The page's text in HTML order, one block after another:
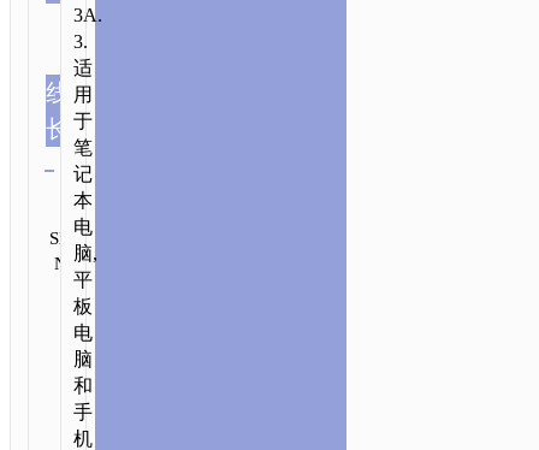
线
长
SKU:
N/A
Type-
C aka
USB-
3A.
3.
适
用
于
笔
记
本
电
脑,
平
板
电
脑
和
手
机